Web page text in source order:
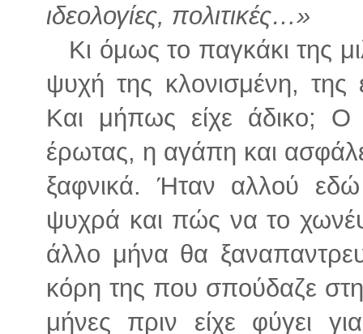
ιδεολογίες, πολιτικές…»
Κι όμως το παγκάκι της
ψυχή της κλονισμένη, της
Και μήπως είχε άδικο;
έρωτας, η αγάπη και
ξαφνικά. Ήταν αλλού εδώ
ψυχρά και πώς να το
άλλο μήνα θα
κόρη της που σπούδαζε
μήνες πριν είχε φύγει